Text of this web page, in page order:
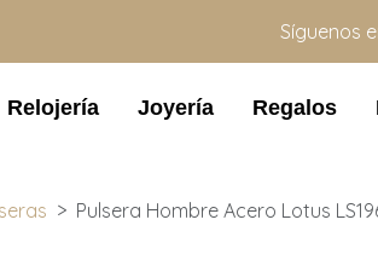
Síguenos
Relojería Joyería Regalos
Pulsera Hombre Acero Lotus